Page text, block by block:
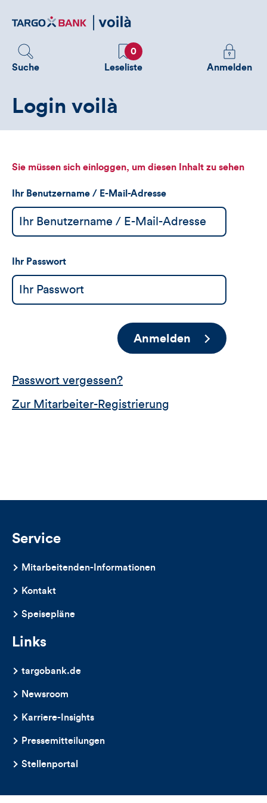
zum
Suche
Favoriten
0
Leseliste
Melden
Sie
sehen
Anmelden
Login voilà
Sie müssen sich einloggen, um diesen Inhalt zu sehen
Ihr Benutzername / E-Mail-Adresse
Ihr Passwort
Anmelden
Passwort vergessen?
Zur Mitarbeiter-Registrierung
Service
Mitarbeitenden-Informationen
Kontakt
Speisepläne
Links
targobank.de
Newsroom
Karriere-Insights
Pressemitteilungen
Stellenportal